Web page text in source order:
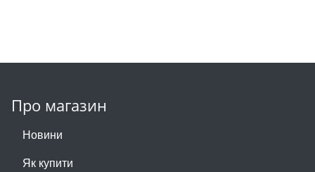
Про магазин
Новини
Як купити